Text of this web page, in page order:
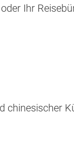
Ihr
chinesischer